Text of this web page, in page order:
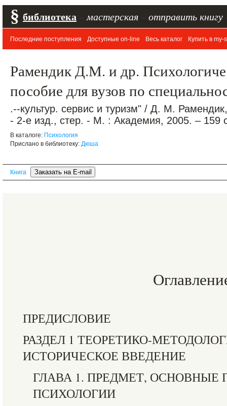
§ библиотека мастерская отправить книгу
Последние поступления Доступные on-line Весь каталог Купить в my-
Рамендик Д.М. и др.
пособие для вузов по
.--культур. сервис и туризм" / Д. М.
- 2-е изд., стер. - М. : Академия, 2005. – 159
В каталоге: Психология
Прислано в библиотеку: Дюша
Книга
ПРЕДИСЛОВИЕ
РАЗДЕЛ 1 ТЕОРЕТИКО-
ИСТОРИЧЕСКОЕ ВВЕДЕНИЕ
ГЛАВА 1. ПРЕДМЕТ,
ПСИХОЛОГИИ